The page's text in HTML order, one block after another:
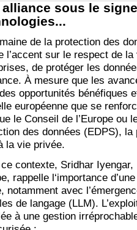
alliance sous le
de la protection des
l’accent sur le respect de
de protéger les
À mesure que les
opportunités bénéfiques
européenne que se
le Conseil de l’Europe ou
des données (EDPS),
la vie privée.
contexte, Sridhar
rappelle l‘importance
notamment avec
de langage (LLM).
à une gestion